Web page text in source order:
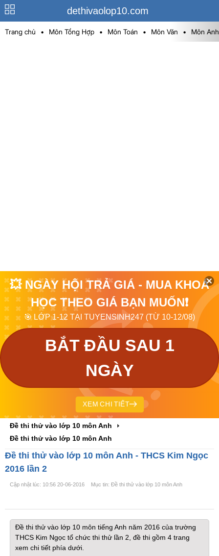
dethivaolop10.com
Trang chủ • Môn Tổng Hợp • Môn Toán • Môn Văn • Môn Anh
💥 NGÀY HỘI TRẢ GIÁ - MUA KHOÁ
HỌC THEO GIÁ BẠN MUỐN❗
🎯 LỚP 1-12 TẠI TUYENSINH247 (TỪ 10-12/08)
BẮT ĐẦU SAU 1
NGÀY
XEM CHI TIẾT
Đề thi thử vào lớp 10 môn Anh
Đề thi thử vào lớp 10 môn Anh
Đề thi thử vào lớp 10 môn Anh - THCS Kim Ngọc
2016 lần 2
Cập nhật lúc: 10:56 20-06-2016 Mục tin: Đề thi thử vào lớp 10 môn Anh
Đề thi thử vào lớp 10 môn tiếng Anh năm 2016 của trường
THCS Kim Ngọc tổ chức thi thử lần 2, đề thi gồm 4 trang
xem chi tiết phía dưới.